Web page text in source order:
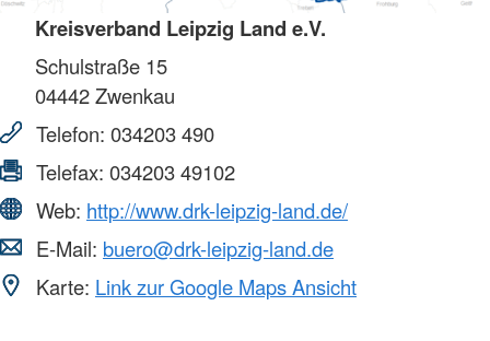
Kreisverband Leipzig Land e.V.
Schulstraße 15
04442Zwenkau
Telefon: 034203 490
Telefax: 034203 49102
Web: http://www.drk-leipzig-land.de/
E-Mail: buero@drk-leipzig-land.de
Karte: Link zur Google Maps Ansicht